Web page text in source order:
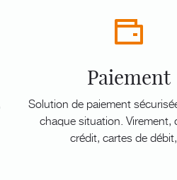
Paiement
Solution de paiement
chaque situation. Virement,
crédit, cartes de